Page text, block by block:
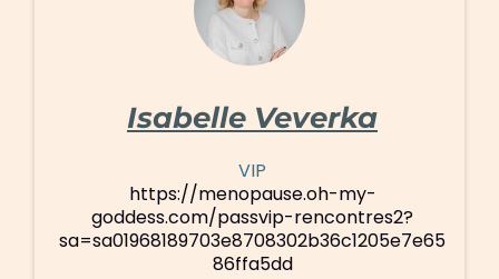
Isabelle Veverka
VIP
https://menopause.oh-my-
goddess.com/passvip-rencontres2?
sa=sa01968189703e8708302b36c1205e7e65
86ffa5dd